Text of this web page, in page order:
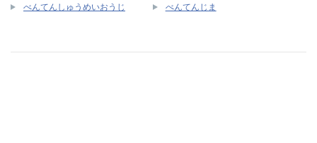
べんてんしゅうめいおうじ べんてんじま